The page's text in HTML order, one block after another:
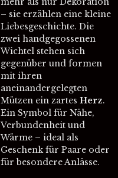
– sie erzählen eine kleine
Liebesgeschichte. Die
zwei handgegossenen
Wichtel stehen sich
gegenüber und formen
mit ihren
aneinandergelegten
Mützen ein zartes Herz.
Ein Symbol für Nähe,
Verbundenheit und
Wärme – ideal als
Geschenk für Paare oder
für besondere Anlässe.